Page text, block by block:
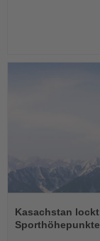
Sie
die
Nachrichten
Kasachstan